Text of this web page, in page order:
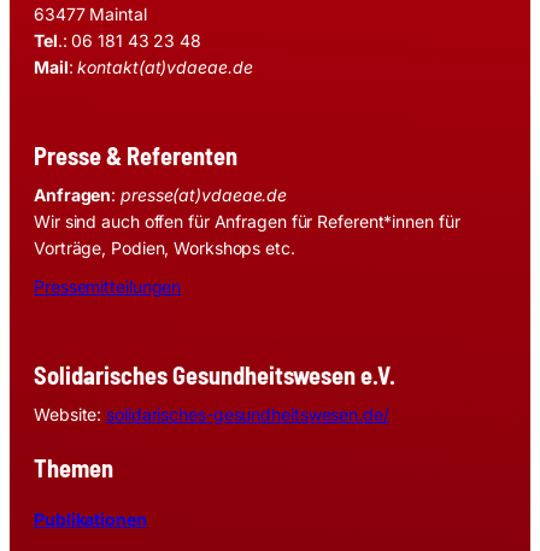
63477 Maintal
Tel.: 06 181 43 23 48
Mail:kontakt(at)vdaeae.de
Presse & Referenten
Anfragen:presse(at)vdaeae.de
Wir sind auch offen für Anfragen für Referent*innen für
Vorträge, Podien, Workshops etc.
Pressemitteilungen
Solidarisches Gesundheitswesen e.V.
Website: solidarisches-gesundheitswesen.de/
Themen
Publikationen